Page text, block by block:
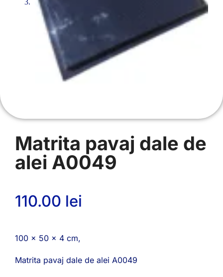
Matrita pavaj dale de
alei A0049
110.00 lei
100 x 50 x 4 cm,
Matrita pavaj dale de alei A0049